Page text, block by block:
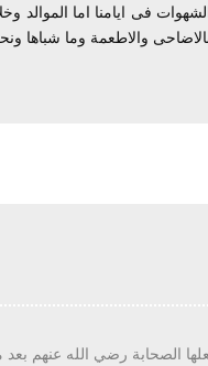
فى ايامنا اما الموالد
بالاضاحى والاطعمة وما شباها
الصحابة رضي الله عنهم